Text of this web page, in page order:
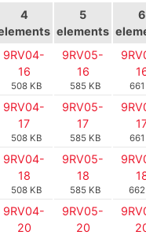
4
5
elements
6
9RV04-
16
508 KB
9RV05-
16
585 KB
9RV04-
17
508 KB
9RV05-
17
585 KB
9RV04-
18
508 KB
9RV05-
18
585 KB
9RV04-
20
9RV05-
20